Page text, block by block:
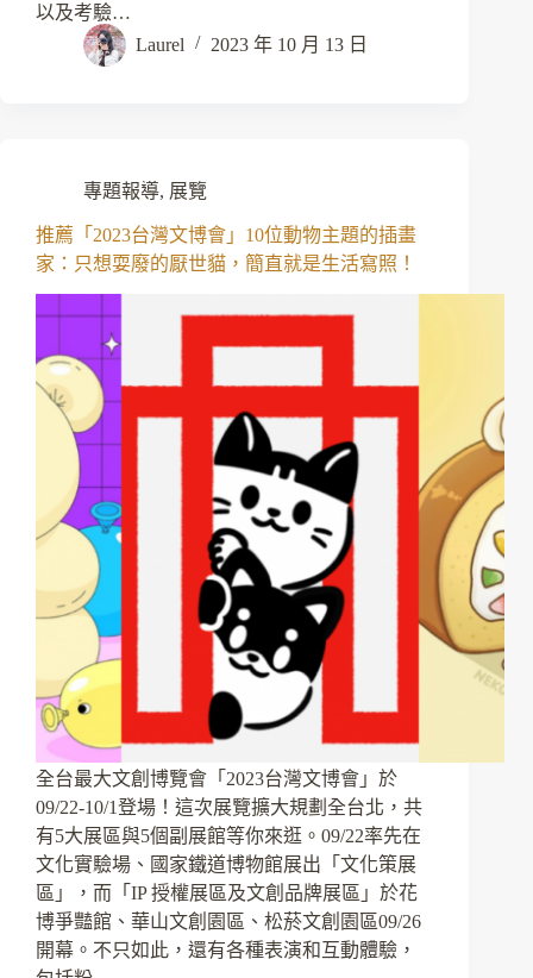
以及考驗…
Laurel
2023 年 10 月 13 日
專題報導, 展覽
推薦「2023台灣文博會」10位動物主題的插畫
家：只想耍廢的厭世貓，簡直就是生活寫照！
全台最大文創博覽會「2023台灣文博會」於
09/22-10/1登場！這次展覽擴大規劃全台北，共
有5大展區與5個副展館等你來逛。09/22率先在
文化實驗場、國家鐵道博物館展出「文化策展
區」，而「IP 授權展區及文創品牌展區」於花
博爭豔館、華山文創園區、松菸文創園區09/26
開幕。不只如此，還有各種表演和互動體驗，